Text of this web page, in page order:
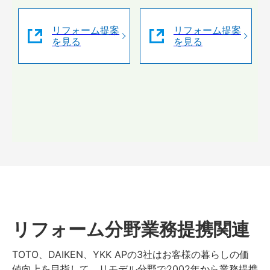
リフォーム提案
を見る
リフォーム提案
を見る
リフォーム分野業務提携関連
TOTO、DAIKEN、YKK APの3社はお客様の暮らしの価